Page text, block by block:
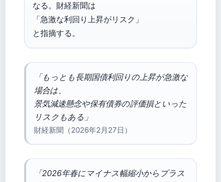
なる。財経新聞は
「急激な利回り上昇がリスク」
と指摘する。
「もっとも長期国債利回りの上昇が急激な
場合は、
景気減速懸念や保有債券の評価損といった
リスクもある」
財経新聞（2026年2月27日）
「2026年春にマイナス幅縮小からプラス